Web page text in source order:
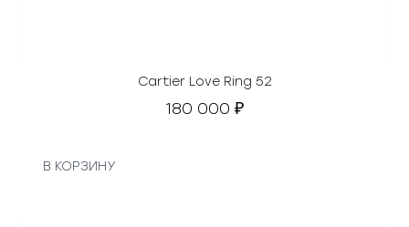
Cartier Love Ring 52
180 000 ₽
В КОРЗИНУ